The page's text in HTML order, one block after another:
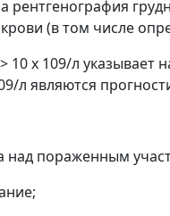
(в том числе
х 109/л указывает
л являются
над пораженным